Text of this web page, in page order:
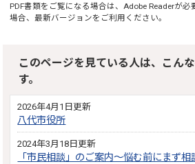
PDF書類をご覧になる場合は、 Adobe Readerが必
場合、最新バージョンをご利用ください。
このページを見ている人は、こん
す。
2026年4月1日更新
八代市役所
2024年3月18日更新
「市民相談」のご案内～悩む前にまず相